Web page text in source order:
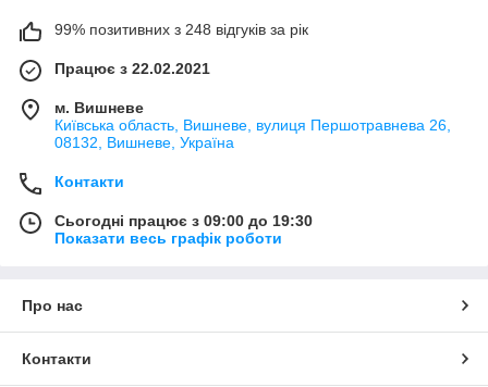
99% позитивних з 248 відгуків за рік
Працює з 22.02.2021
м. Вишневе
Київська область, Вишневе, вулиця Першотравнева 26,
08132, Вишневе, Україна
Контакти
Сьогодні працює з 09:00 до 19:30
Показати весь графік роботи
Про нас
Контакти